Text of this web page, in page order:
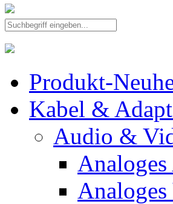
Produkt-
Kabel &
Audio &